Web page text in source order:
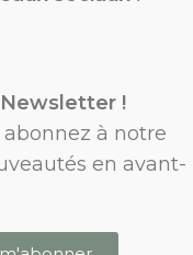
!
à notre
en avant-